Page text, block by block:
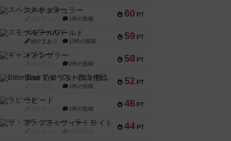
60 PT
スペクタキュラー
1件の投稿
59 PT
スモールワールド
紹介文あり 13件の投稿
58 PT
ギャンブラー
2件の投稿
52 PT
Bitter End ブタペスト救出作戦
1件の投稿
46 PT
ラピード
1件の投稿
44 PT
ザ・フラッフィー・ライト